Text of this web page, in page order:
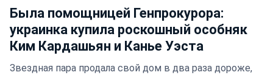
Была помощницей Генпрокурора:
украинка купила роскошный особняк
Ким Кардашьян и Канье Уэста
Звездная пара продала свой дом в два раза дороже,